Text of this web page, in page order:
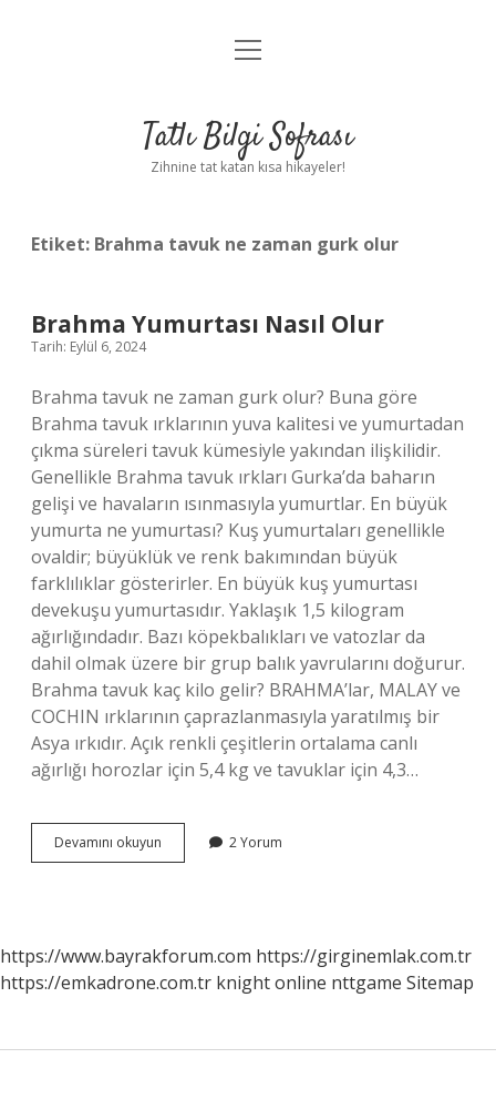
Anasayfa
Yasal Uyarı
menüyü
Tatlı Bilgi Sofrası
Zihnine tat katan kısa hikayeler!
Etiket: Brahma tavuk ne zaman gurk olur
Brahma Yumurtası Nasıl Olur
Tarih: Eylül 6, 2024
Brahma tavuk ne zaman gurk olur? Buna göre
Brahma tavuk ırklarının yuva kalitesi ve yumurtadan
çıkma süreleri tavuk kümesiyle yakından ilişkilidir.
Genellikle Brahma tavuk ırkları Gurka’da baharın
gelişi ve havaların ısınmasıyla yumurtlar. En büyük
yumurta ne yumurtası? Kuş yumurtaları genellikle
ovaldir; büyüklük ve renk bakımından büyük
farklılıklar gösterirler. En büyük kuş yumurtası
devekuşu yumurtasıdır. Yaklaşık 1,5 kilogram
ağırlığındadır. Bazı köpekbalıkları ve vatozlar da
dahil olmak üzere bir grup balık yavrularını doğurur.
Brahma tavuk kaç kilo gelir? BRAHMA’lar, MALAY ve
COCHIN ırklarının çaprazlanmasıyla yaratılmış bir
Asya ırkıdır. Açık renkli çeşitlerin ortalama canlı
ağırlığı horozlar için 5,4 kg ve tavuklar için 4,3…
Devamını okuyun Brahma
Yumurtası
2 Yorum
https://www.bayrakforum.com https://girginemlak.com.tr
https://emkadrone.com.tr knight online nttgame Sitemap